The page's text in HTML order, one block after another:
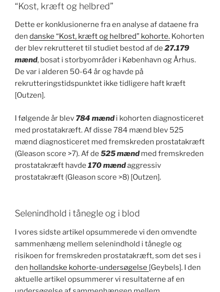
“Kost, kræft og helbred”
Dette er konklusionerne fra en analyse af dataene fra
den danske “Kost, kræft og helbred” kohorte. Kohorten
der blev rekrutteret til studiet bestod af de 27.179
mænd, bosat i storbyområder i København og Århus.
De var i alderen 50-64 år og havde på
rekrutteringstidspunktet ikke tidligere haft kræft
[Outzen].
I følgende år blev 784 mændi kohorten diagnosticeret
med prostatakræft. Af disse 784 mænd blev 525
mænd diagnosticeret med fremskreden prostatakræft
(Gleason score >7). Af de 525 mændmed fremskreden
prostatakræft havde 170 mændaggressiv
prostatakræft (Gleason score >8) [Outzen].
Selenindhold i tånegle og i blod
I vores sidste artikel opsummerede vi den omvendte
sammenhæng mellem selenindhold i tånegle og
risikoen for fremskreden prostatakræft, som det ses i
den hollandske kohorte-undersøgelse [Geybels]. I den
aktuelle artikel opsummerer vi resultaterne af en